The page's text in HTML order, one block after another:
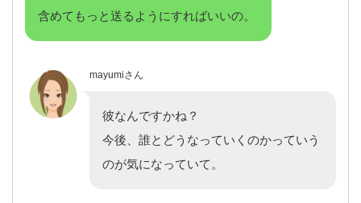
含めてもっと送るようにすればいいの。
mayumiさん
彼なんですかね？
今後、誰とどうなっていくのかっていう
のが気になっていて。